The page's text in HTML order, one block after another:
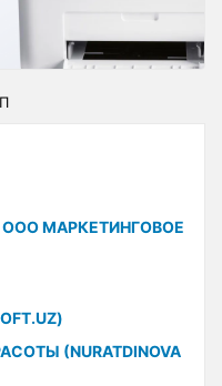
ООО МАРКЕТИНГОВОЕ
(NURATDINOVA